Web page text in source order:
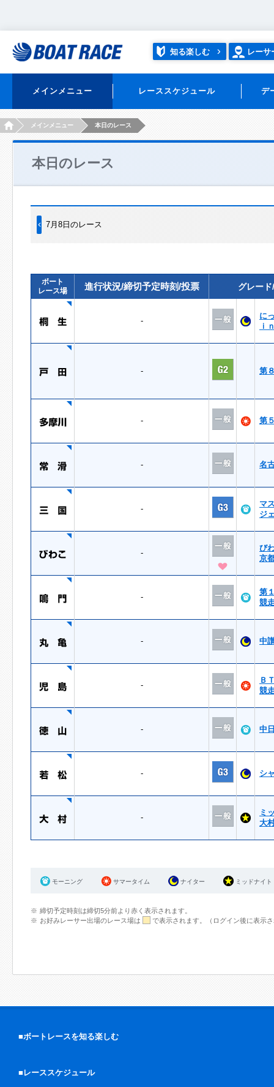
知る楽しむ レーサ
メインメニュー レーススケジュール デ
HOMEメインメニュー 本日のレース
本日のレース
7月8日のレース
ボート
レース場
進行状況/締切予定時刻/投票 グレー
-
に
ｉ
- 第
- 第
- 名
-
マ
ジ
-
び
京
-
第
競
- 中
-
Ｂ
競
- 中
- シ
-
ミ
大
モーニング サマータイム ナイター ミッドナイト
締切予定時刻は締切5分前より赤く表示されます。
お好みレーサー出場のレース場は
で表示されます。（ログイン後に表示
■ボートレースを知る楽しむ
■レーススケジュール